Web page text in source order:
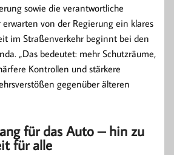
sowie die verantwortliche
von der Regierung ein klares
im Straßenverkehr beginnt bei den
„Das bedeutet: mehr Schutzräume,
Kontrollen und stärkere
gegenüber älteren
für das Auto – hin zu
für alle